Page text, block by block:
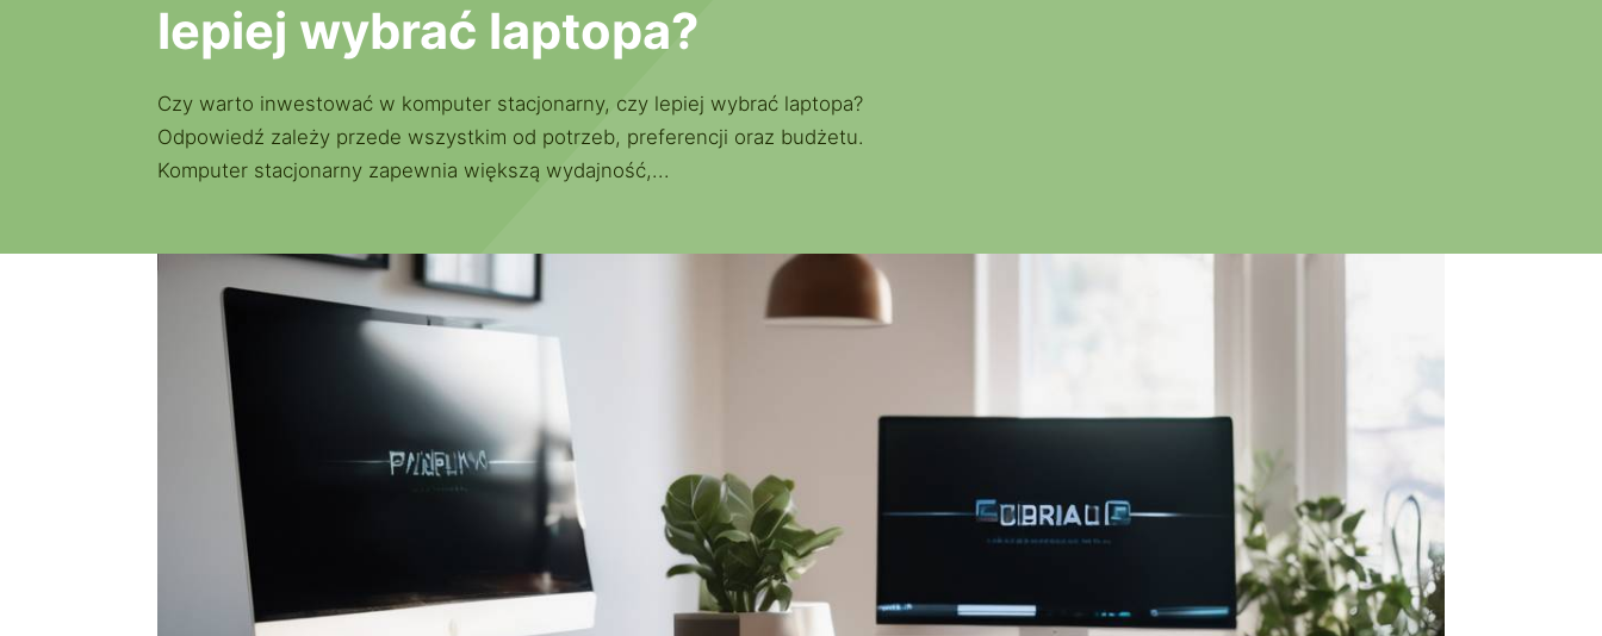
lepiej wybrać laptopa?
Czy warto inwestować w komputer stacjonarny, czy lepiej wybrać laptopa?
Odpowiedź zależy przede wszystkim od potrzeb, preferencji oraz budżetu.
Komputer stacjonarny zapewnia większą wydajność,...